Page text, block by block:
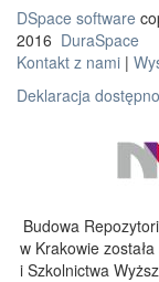
DSpace software
2016 DuraSpace
Kontakt z nami |
Deklaracja
Budowa
w Krakowie
i Szkolnictwa